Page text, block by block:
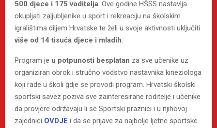
500 djece i 175 voditelja. Ove godine HŠSS nastavlja
okupljati zaljubljenike u sport i rekreaciju na školskim
igralištima diljem Hrvatske te želi u svoje aktivnosti uključiti
više od 14 tisuća djece i mladih.
Program je u potpunosti besplatan za sve učenike uz
organiziran obrok i stručno vodstvo nastavnika kineziologa
koji rade u školi gdje se provodi program. Hrvatski školski
sportski savez poziva sve zainteresirane roditelje i učenike
da provjere održavaju li se Sportski praznici i u njihovoj
zajednici OVDJE i da se prijave za najbolje ljetne sportske